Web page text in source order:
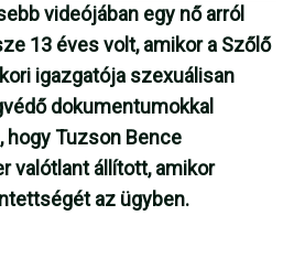
videójában egy nő arról
13 éves volt, amikor a Szőlő
igazgatója szexuálisan
dokumentumokkal
hogy Tuzson Bence
valótlant állított, amikor
az ügyben.